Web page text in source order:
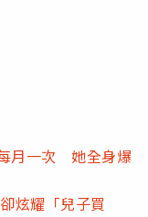
月一次 她全身爆
炫耀「兒子買